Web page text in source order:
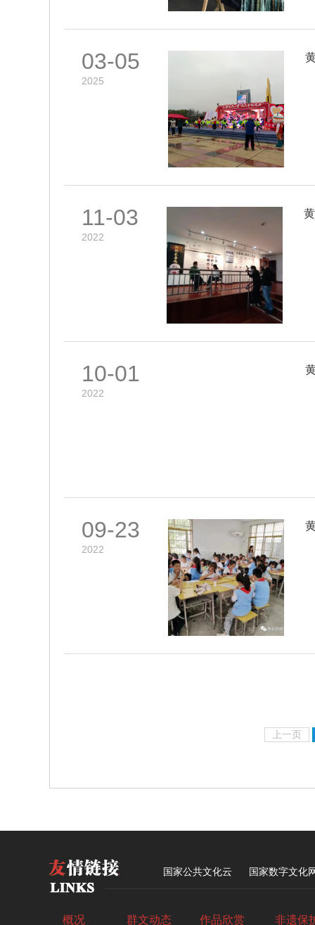
03-05
2025
11-03
2022
10-01
2022
09-23
2022
上一页
国家公共文化云 国家数字文化
概况 群文动态 作品欣赏 非遗保